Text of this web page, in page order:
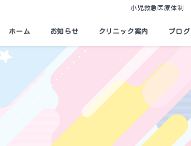
小児救急医療体制
ホーム お知らせ クリニック案内 ブログ